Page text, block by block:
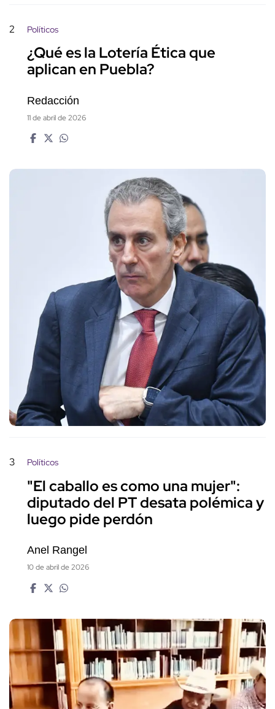
2 Políticos
¿Qué es la Lotería Ética que
aplican en Puebla?
Redacción
11 de abril de 2026
3 Políticos
"El caballo es como una mujer":
diputado del PT desata polémica y
luego pide perdón
Anel Rangel
10 de abril de 2026